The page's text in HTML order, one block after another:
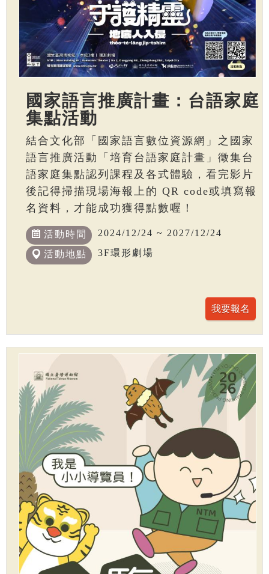
國家語言推廣計畫：台語家庭
集點活動
結合文化部「國家語言數位資源網」之國家
語言推廣活動「培育台語家庭計畫」徵集台
語家庭集點認列課程及各式體驗，看完影片
後記得掃描現場海報上的 QR code或填寫報
名資料，才能成功獲得點數喔！
活動時間 2024/12/24 ~ 2027/12/24
活動地點 3F環形劇場